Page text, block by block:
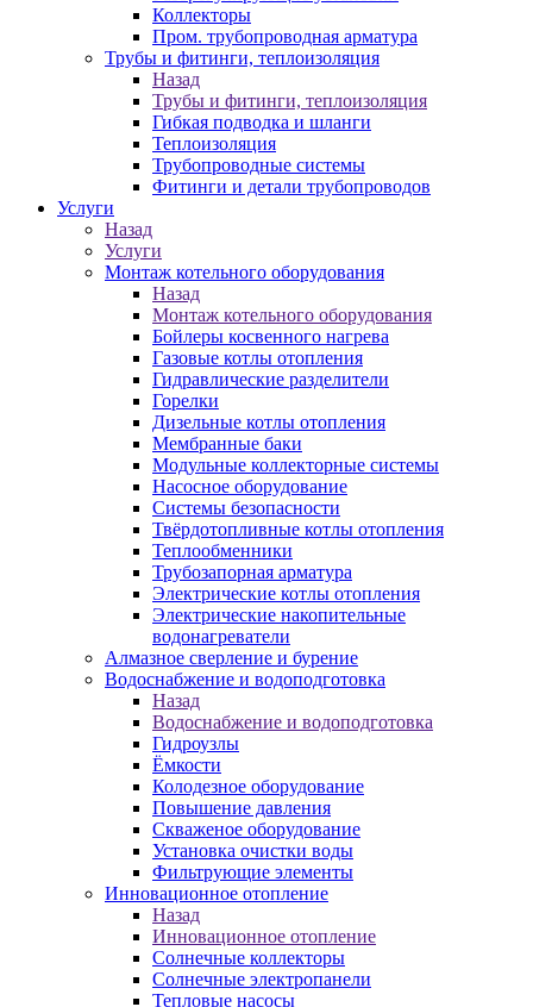
Коллекторы
Пром. трубопроводная арматура
Трубы и фитинги, теплоизоляция
Назад
Трубы и фитинги, теплоизоляция
Гибкая подводка и шланги
Теплоизоляция
Трубопроводные системы
Фитинги и детали трубопроводов
Услуги
Назад
Услуги
Монтаж котельного оборудования
Назад
Монтаж котельного оборудования
Бойлеры косвенного нагрева
Газовые котлы отопления
Гидравлические разделители
Горелки
Дизельные котлы отопления
Мембранные баки
Модульные коллекторные системы
Насосное оборудование
Системы безопасности
Твёрдотопливные котлы отопления
Теплообменники
Трубозапорная арматура
Электрические котлы отопления
Электрические накопительные
водонагреватели
Алмазное сверление и бурение
Водоснабжение и водоподготовка
Назад
Водоснабжение и водоподготовка
Гидроузлы
Ёмкости
Колодезное оборудование
Повышение давления
Скваженое оборудование
Установка очистки воды
Фильтрующие элементы
Инновационное отопление
Назад
Инновационное отопление
Солнечные коллекторы
Солнечные электропанели
Тепловые насосы